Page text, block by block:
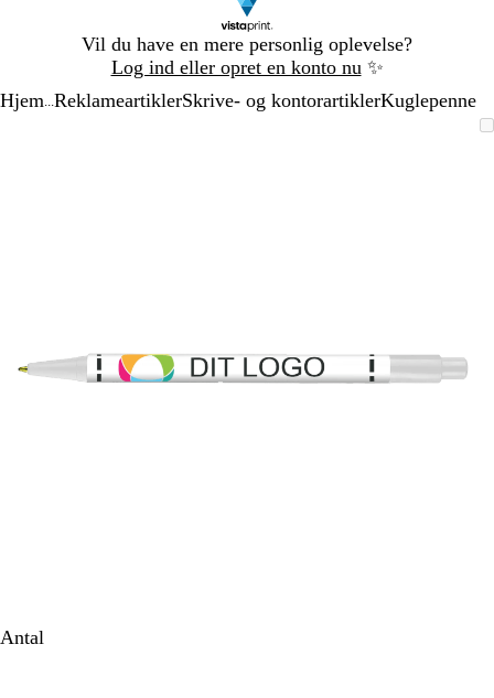
Vil du have en mere personlig oplevelse?
Log ind eller opret en konto nu ✨
1
Hjem ReklameartiklerSkrive- og kontorartiklerKuglepenne
til
at
Antal